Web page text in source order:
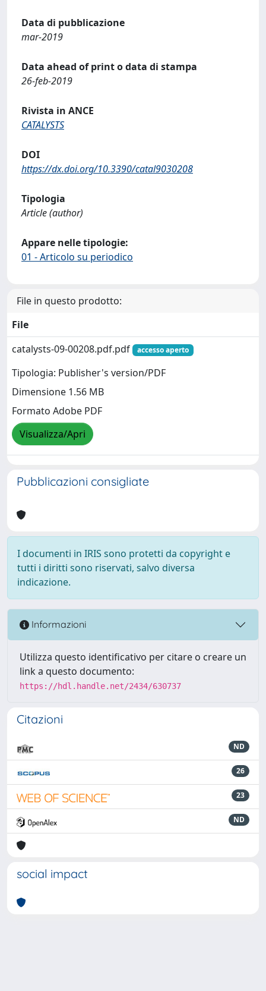
Data di pubblicazione
mar-2019
Data ahead of print o data di stampa
26-feb-2019
Rivista in ANCE
CATALYSTS
DOI
https://dx.doi.org/10.3390/catal9030208
Tipologia
Article (author)
Appare nelle tipologie:
01 - Articolo su periodico
File in questo prodotto:
File
catalysts-09-00208.pdf.pdf
accesso aperto
Tipologia: Publisher's version/PDF
Dimensione 1.56 MB
Formato Adobe PDF
Visualizza/Apri
Pubblicazioni consigliate
I documenti in IRIS sono protetti da copyright e
tutti i diritti sono riservati, salvo diversa
indicazione.
Informazioni
Utilizza questo identificativo per citare o creare un
link a questo documento:
https://hdl.handle.net/2434/630737
Citazioni
ND
26
23
ND
social impact